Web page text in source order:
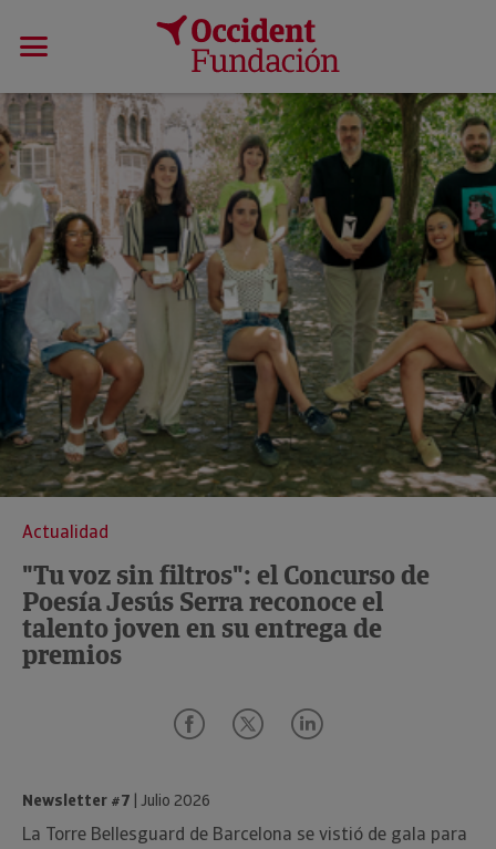
Actualidad
"Tu voz sin filtros": el Concurso de
Poesía Jesús Serra reconoce el
talento joven en su entrega de
premios
Newsletter #7 | Julio 2026
La Torre Bellesguard de Barcelona se vistió de gala para